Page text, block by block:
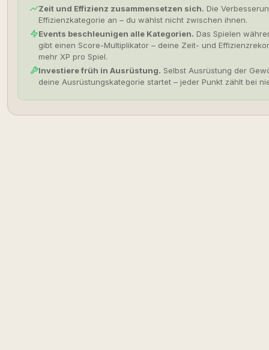
Zeit und Effizienz zusammensetzen sich. Die
Effizienzkategorie an – du wählst nicht zwischen ihnen.
Events beschleunigen alle Kategorien. Das Spielen
gibt einen Score-Multiplikator – deine Zeit- und
mehr XP pro Spiel.
Investiere früh in Ausrüstung. Selbst Ausrüstung der
deine Ausrüstungskategorie startet – jeder Punkt zählt bei